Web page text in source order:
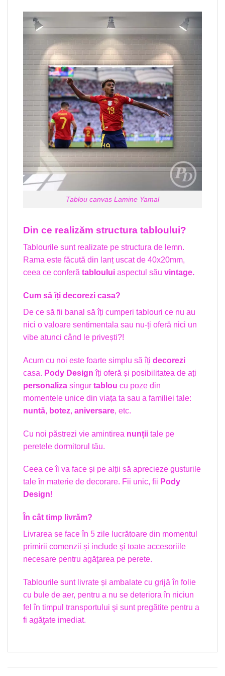
Tablou canvas Lamine Yamal
Din ce realizăm structura tabloului?
Tablourile sunt realizate pe structura de lemn.
Rama este făcută din lanț uscat de 40x20mm,
ceea ce conferă tabloului aspectul său vintage.
Cum să îți decorezi casa?
De ce să fii banal să îți cumperi tablouri ce nu au
nici o valoare sentimentala sau nu-ți oferă nici un
vibe atunci când le privești?!
Acum cu noi este foarte simplu să îți decorezi
casa. Pody Design îți oferă și posibilitatea de ați
personaliza singur tablou cu poze din
momentele unice din viața ta sau a familiei tale:
nuntă, botez, aniversare, etc.
Cu noi păstrezi vie amintirea nunții tale pe
peretele dormitorul tău.
Ceea ce îi va face și pe alții să aprecieze gusturile
tale în materie de decorare. Fii unic, fii Pody
Design!
În cât timp livrăm?
Livrarea se face în 5 zile lucrătoare din momentul
primirii comenzii și include şi toate accesoriile
necesare pentru agăţarea pe perete.
Tablourile sunt livrate și ambalate cu grijă în folie
cu bule de aer, pentru a nu se deteriora în niciun
fel în timpul transportului şi sunt pregătite pentru a
fi agăţate imediat.